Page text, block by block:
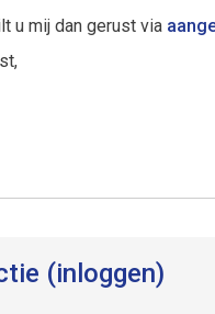
u mij dan gerust via
(inloggen)